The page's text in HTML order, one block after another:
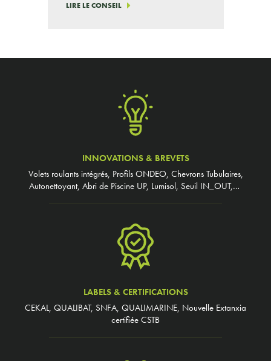
LIRE LE CONSEIL
INNOVATIONS & BREVETS
Volets roulants intégrés, Profils ONDEO, Chevrons Tubulaires,
Autonettoyant, Abri de Piscine UP, Lumisol, Seuil IN_OUT,…
LABELS & CERTIFICATIONS
CEKAL, QUALIBAT, SNFA, QUALIMARINE, Nouvelle Extanxia
certifiée CSTB